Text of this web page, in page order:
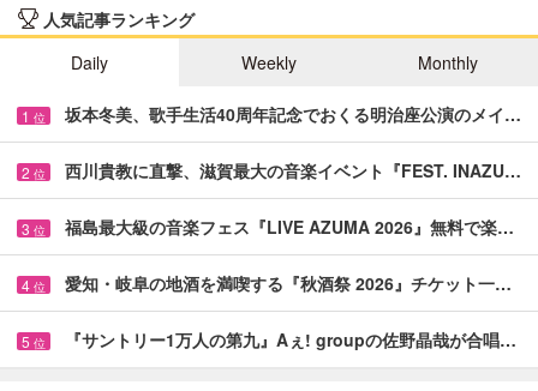
人気記事ランキング
Daily
Weekly Monthly
1 位 坂本冬美、歌手生活40周年記念でおくる明治座公演のメイ…
2 位 西川貴教に直撃、滋賀最大の音楽イベント『FEST. INAZU…
3 位 福島最大級の音楽フェス『LIVE AZUMA 2026』無料で楽…
4 位 愛知・岐阜の地酒を満喫する『秋酒祭 2026』チケット一…
5 位 『サントリー1万人の第九』Aぇ! groupの佐野晶哉が合唱…